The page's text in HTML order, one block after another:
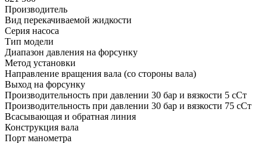
Производитель
Вид перекачиваемой жидкости
Серия насоса
Тип модели
Диапазон давления на форсунку
Метод установки
Направление вращения вала (со стороны вала)
Выход на форсунку
Производительность при давлении 30 бар и вязкости 5 сСт
Производительность при давлении 30 бар и вязкости 75 сСт
Всасывающая и обратная линия
Конструкция вала
Порт манометра